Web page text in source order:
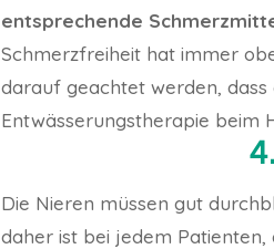
entsprechende
Schmerzfreiheit hat immer
darauf geachtet werden,
Entwässerungstherapie beim
Die Nieren müssen gut
daher ist bei jedem